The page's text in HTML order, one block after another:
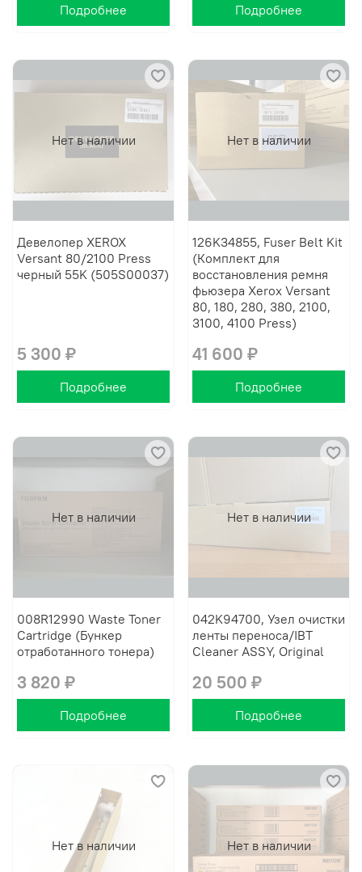
Подробнее Подробнее
Нет в наличии
Девелопер XEROX
Versant 80/2100 Press
черный 55K (505S00037)
5 300 ₽
Подробнее
Нет в наличии
126K34855, Fuser Belt Kit
(Комплект для
восстановления ремня
фьюзера Xerox Versant
80, 180, 280, 380, 2100,
3100, 4100 Press)
41 600 ₽
Подробнее
Нет в наличии
008R12990 Waste Toner
Cartridge (Бункер
отработанного тонера)
3 820 ₽
Подробнее
Нет в наличии
042K94700, Узел очистки
ленты переноса/IBT
Cleaner ASSY, Original
20 500 ₽
Подробнее
Нет в наличии Нет в наличии